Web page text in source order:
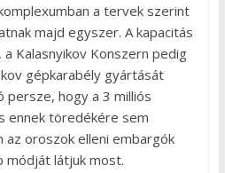
a tervek szerint
majd egyszer. A kapacitás
Kalasnyikov Konszern pedig
gépkarabély gyártását
persze, hogy a 3 milliós
ennek töredékére sem
az oroszok elleni embargók
módját látjuk most.